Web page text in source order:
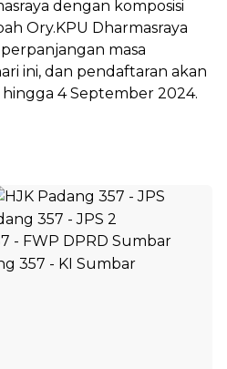
dengan komposisi
Ory.KPU Dharmasraya
masa
ini, dan pendaftaran akan
4 September 2024.